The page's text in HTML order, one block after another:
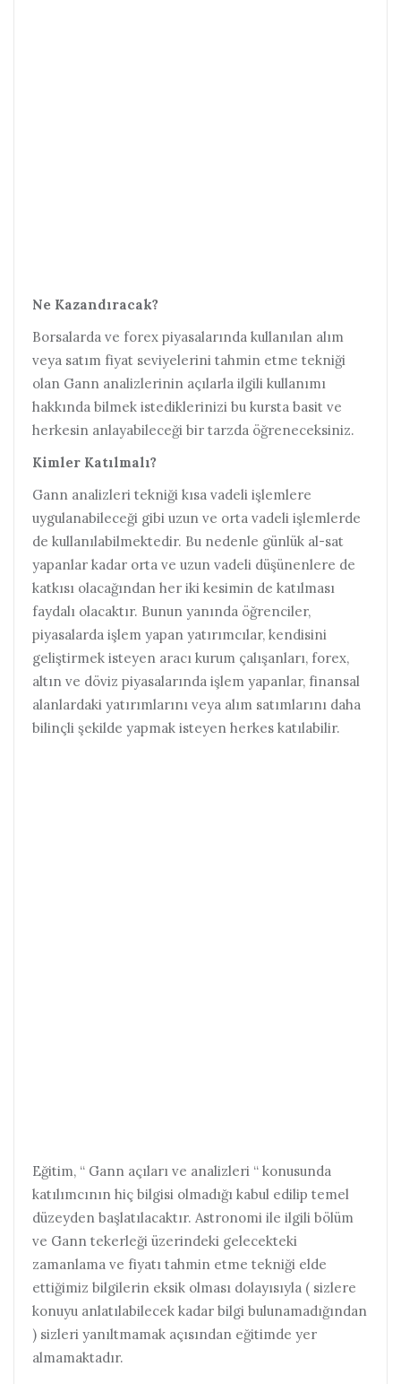
Ne Kazandıracak?
Borsalarda ve forex piyasalarında kullanılan alım
veya satım fiyat seviyelerini tahmin etme tekniği
olan Gann analizlerinin açılarla ilgili kullanımı
hakkında bilmek istediklerinizi bu kursta basit ve
herkesin anlayabileceği bir tarzda öğreneceksiniz.
Kimler Katılmalı?
Gann analizleri tekniği kısa vadeli işlemlere
uygulanabileceği gibi uzun ve orta vadeli işlemlerde
de kullanılabilmektedir. Bu nedenle günlük al-sat
yapanlar kadar orta ve uzun vadeli düşünenlere de
katkısı olacağından her iki kesimin de katılması
faydalı olacaktır. Bunun yanında öğrenciler,
piyasalarda işlem yapan yatırımcılar, kendisini
geliştirmek isteyen aracı kurum çalışanları, forex,
altın ve döviz piyasalarında işlem yapanlar, finansal
alanlardaki yatırımlarını veya alım satımlarını daha
bilinçli şekilde yapmak isteyen herkes katılabilir.
Eğitim, “ Gann açıları ve analizleri “ konusunda
katılımcının hiç bilgisi olmadığı kabul edilip temel
düzeyden başlatılacaktır. Astronomi ile ilgili bölüm
ve Gann tekerleği üzerindeki gelecekteki
zamanlama ve fiyatı tahmin etme tekniği elde
ettiğimiz bilgilerin eksik olması dolayısıyla ( sizlere
konuyu anlatılabilecek kadar bilgi bulunamadığından
) sizleri yanıltmamak açısından eğitimde yer
almamaktadır.